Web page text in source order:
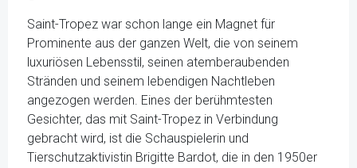
Saint-Tropez war schon lange ein Magnet für
Prominente aus der ganzen Welt, die von seinem
luxuriösen Lebensstil, seinen atemberaubenden
Stränden und seinem lebendigen Nachtleben
angezogen werden. Eines der berühmtesten
Gesichter, das mit Saint-Tropez in Verbindung
gebracht wird, ist die Schauspielerin und
Tierschutzaktivistin Brigitte Bardot, die in den 1950er